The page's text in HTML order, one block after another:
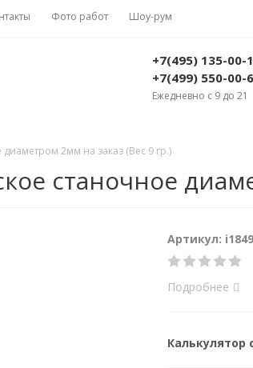
Фото работ Шоу-рум
+7(495) 135-00-
+7(499) 550-00-
Ежедневно с 9 до 21
2мм на заказ (Вес 9 гр.)
станочное
Артикул: i1849
Подробнее
Калькулятор